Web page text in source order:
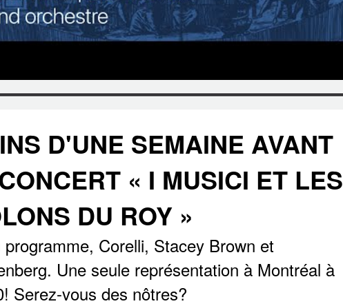
D'UNE SEMAINE AVANT
« I MUSICI ET LES
DU ROY »
Corelli, Stacey Brown et
Une seule représentation à Montréal à
Serez-vous des nôtres?